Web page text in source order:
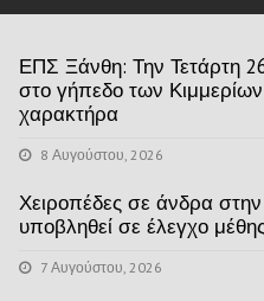
ΕΠΣ Ξάνθη: Την Τετάρτη
στο γήπεδο των
χαρακτήρα
8 Αυγούστου, 2026
Χειροπέδες σε άνδρα
υποβληθεί σε έλεγχο
7 Αυγούστου, 2026